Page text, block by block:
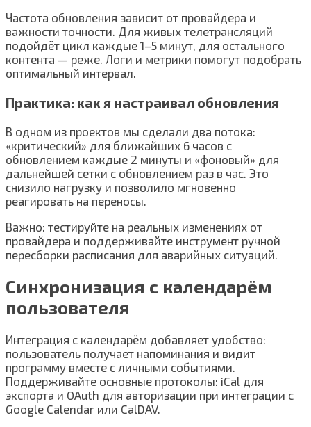
Частота обновления зависит от провайдера и
важности точности. Для живых телетрансляций
подойдёт цикл каждые 1–5 минут, для остального
контента — реже. Логи и метрики помогут подобрать
оптимальный интервал.
Практика: как я настраивал обновления
В одном из проектов мы сделали два потока:
«критический» для ближайших 6 часов с
обновлением каждые 2 минуты и «фоновый» для
дальнейшей сетки с обновлением раз в час. Это
снизило нагрузку и позволило мгновенно
реагировать на переносы.
Важно: тестируйте на реальных изменениях от
провайдера и поддерживайте инструмент ручной
пересборки расписания для аварийных ситуаций.
Синхронизация с календарём
пользователя
Интеграция с календарём добавляет удобство:
пользователь получает напоминания и видит
программу вместе с личными событиями.
Поддерживайте основные протоколы: iCal для
экспорта и OAuth для авторизации при интеграции с
Google Calendar или CalDAV.